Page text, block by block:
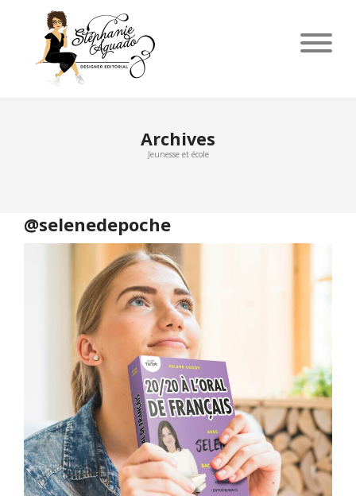
Archives
Jeunesse et école
@selenedepoche